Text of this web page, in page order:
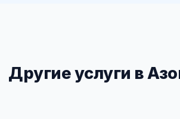
Другие услуги в